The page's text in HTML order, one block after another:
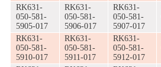
RK631-
050-581-
5905-017
RK631-
050-581-
5906-017
RK631-
050-581-
5907-017
RK631-
050-581-
5910-017
RK631-
050-581-
5911-017
RK631-
050-581-
5912-017